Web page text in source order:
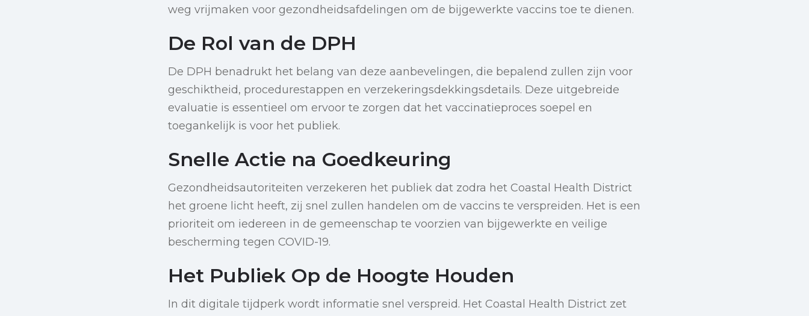
weg vrijmaken voor gezondheidsafdelingen om de bijgewerkte vaccins toe te dienen.
De Rol van de DPH
De DPH benadrukt het belang van deze aanbevelingen, die bepalend zullen zijn voor
geschiktheid, procedurestappen en verzekeringsdekkingsdetails. Deze uitgebreide
evaluatie is essentieel om ervoor te zorgen dat het vaccinatieproces soepel en
toegankelijk is voor het publiek.
Snelle Actie na Goedkeuring
Gezondheidsautoriteiten verzekeren het publiek dat zodra het Coastal Health District
het groene licht heeft, zij snel zullen handelen om de vaccins te verspreiden. Het is een
prioriteit om iedereen in de gemeenschap te voorzien van bijgewerkte en veilige
bescherming tegen COVID-19.
Het Publiek Op de Hoogte Houden
In dit digitale tijdperk wordt informatie snel verspreid. Het Coastal Health District zet